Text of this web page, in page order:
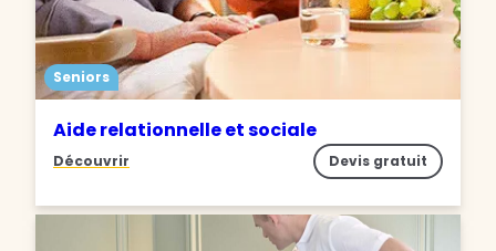
Seniors
Aide relationnelle et sociale
Découvrir Devis gratuit